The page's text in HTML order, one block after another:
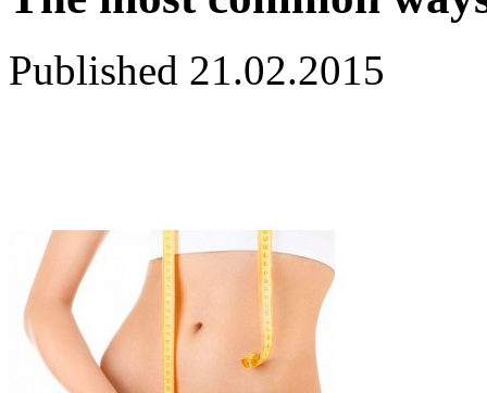
Published 21.02.2015